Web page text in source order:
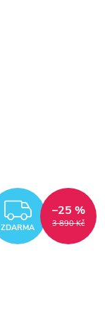
ZDARMA 3 890 Kč
–25 %